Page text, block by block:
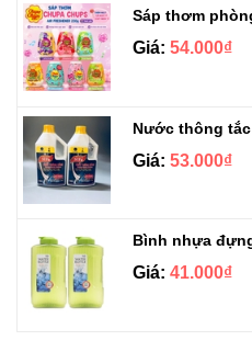
Giá: 54.000₫
Giá: 53.000₫
Giá: 41.000₫